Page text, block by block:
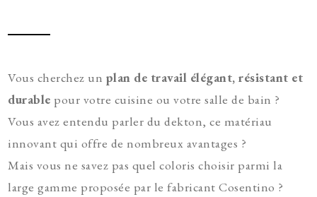
Vous cherchez un plan de travail élégant, résistant et
durable pour votre cuisine ou votre salle de bain ?
Vous avez entendu parler du dekton, ce matériau
innovant qui offre de nombreux avantages ?
Mais vous ne savez pas quel coloris choisir parmi la
large gamme proposée par le fabricant Cosentino ?